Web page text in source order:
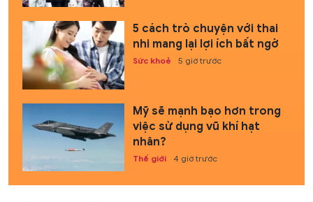
5 cách trò chuyện với thai
nhi mang lại lợi ích bất ngờ
Sức khoẻ 5 giờ trước
Mỹ sẽ mạnh bạo hơn trong
việc sử dụng vũ khí hạt
nhân?
Thế giới 4 giờ trước